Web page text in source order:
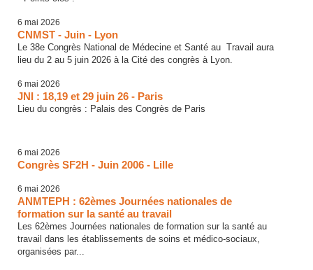
6 mai 2026
CNMST - Juin - Lyon
Le 38e Congrès National de Médecine et Santé au Travail aura
lieu du 2 au 5 juin 2026 à la Cité des congrès à Lyon.
6 mai 2026
JNI : 18,19 et 29 juin 26 - Paris
Lieu du congrès : Palais des Congrès de Paris
6 mai 2026
Congrès SF2H - Juin 2006 - Lille
6 mai 2026
ANMTEPH : 62èmes Journées nationales de
formation sur la santé au travail
Les 62èmes Journées nationales de formation sur la santé au
travail dans les établissements de soins et médico-sociaux,
organisées par...